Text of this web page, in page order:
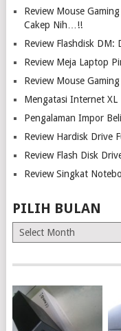
Review Mouse
Cakep Nih…!!
Review Flashdisk DM:
Review Meja Laptop
Review Mouse
Mengatasi Internet XL
Pengalaman Impor
Review Hardisk Drive
Review Flash Disk
Review Singkat
PILIH BULAN
Pilih
Bulan